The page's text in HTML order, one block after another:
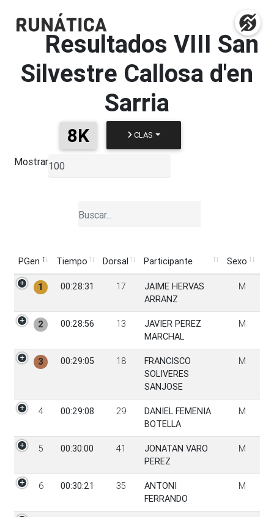
Resultados VIII San
Silvestre Callosa d'en
Sarria
8K CLAS
Mostrar
PGen Tiempo Dorsal Participante
Sexo
PGen
Tiempo Dorsal Participante Sexo
1 00:28:31 17
JAIME HERVAS
ARRANZ
M
2 00:28:56 13
JAVIER PEREZ
MARCHAL
M
3 00:29:05 18
FRANCISCO
SOLIVERES
SANJOSE
M
4 00:29:08 29
DANIEL FEMENIA
BOTELLA
M
5 00:30:00 41
JONATAN VARO
PEREZ
M
6 00:30:21 35
ANTONI
FERRANDO
M